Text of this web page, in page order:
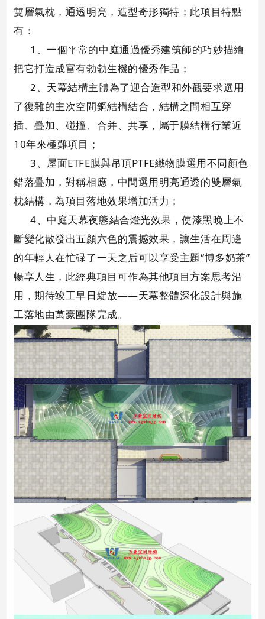
雙層氣枕，通透明亮，造型奇形獨特；此項目特點
有：
1、一個平常的中庭通過優秀建筑師的巧妙描繪
把它打造成富有勃勃生機的優秀作品；
2、天幕結構主體為了迎合造型和外觀要求選用
了復雜的主次空間鋼結構結合，結構之間相互穿
插、疊加、碰撞、合并、共享，屬于膜結構行業近
10年來極難項目；
3、屋面ETFE膜與吊頂PTFE織物膜選用不同顏色
錯落疊加，對稱相應，中間選用明亮通透的雙層氣
枕結構，為項目落地效果增加活力；
4、中庭天幕夜態結合燈光效果，使漆黑晚上不
斷變化散發出五顏六色的震撼效果，讓生活在周邊
的年輕人在忙碌了一天之后可以享受主題“博多奶茶”
暢享人生，此經典項目可作為其他項目方案思考沿
用，期待竣工早日綻放——天幕整體深化設計與施
工落地由萬豪團隊完成。